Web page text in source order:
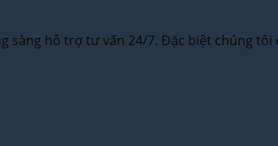
sàng hỗ trợ tư vấn 24/7. Đặc biệt chúng